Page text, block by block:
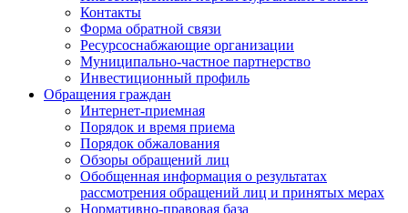
Контакты
Форма обратной связи
Ресурсоснабжающие организации
Муниципально-частное партнерство
Инвестиционный профиль
Обращения граждан
Интернет-приемная
Порядок и время приема
Порядок обжалования
Обзоры обращений лиц
Обобщенная информация о результатах
рассмотрения обращений лиц и принятых мерах
Нормативно-правовая база